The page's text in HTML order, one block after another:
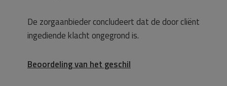
De zorgaanbieder concludeert dat de door cliënt
ingediende klacht ongegrond is.
Beoordeling van het geschil